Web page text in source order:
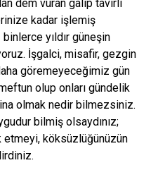
dem vuran galip tavırlı
kadar işlemiş
yıldır güneşin
İşgalci, misafir, gezgin
göremeyeceğimiz gün
olup onları gündelik
olmak nedir bilmezsiniz.
bilmiş olsaydınız;
etmeyi, köksüzlüğünüzün